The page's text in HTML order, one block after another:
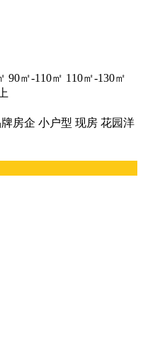
90㎡-110㎡ 110㎡-130㎡
房企 小户型 现房 花园洋